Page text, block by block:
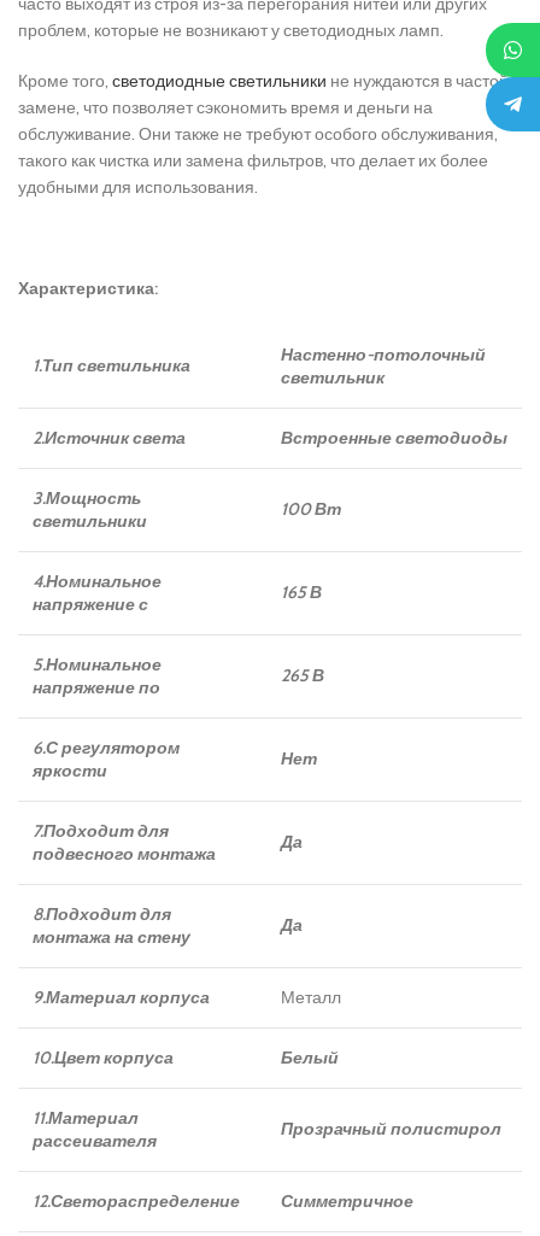
проблем, которые не возникают у светодиодных ламп.
Кроме того, светодиодные светильники не нуждаются в частой
замене, что позволяет сэкономить время и деньги на
обслуживание. Они также не требуют особого обслуживания,
такого как чистка или замена фильтров, что делает их более
удобными для использования.
Характеристика:
1.Тип светильника
Настенно-потолочный
светильник
2.Источник света Встроенные светодиоды
3.Мощность
светильники
100 Вт
4.Номинальное
напряжение с
165 В
5.Номинальное
напряжение по
265 В
6.С регулятором
яркости
Нет
7.Подходит для
подвесного монтажа
Да
8.Подходит для
монтажа на стену
Да
9.Материал корпуса Металл
10.Цвет корпуса Белый
11.Материал
рассеивателя
Прозрачный полистирол
12.Светораспределение Симметричное